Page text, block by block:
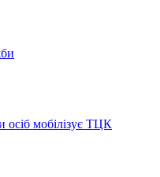
осіб мобілізує ТЦК